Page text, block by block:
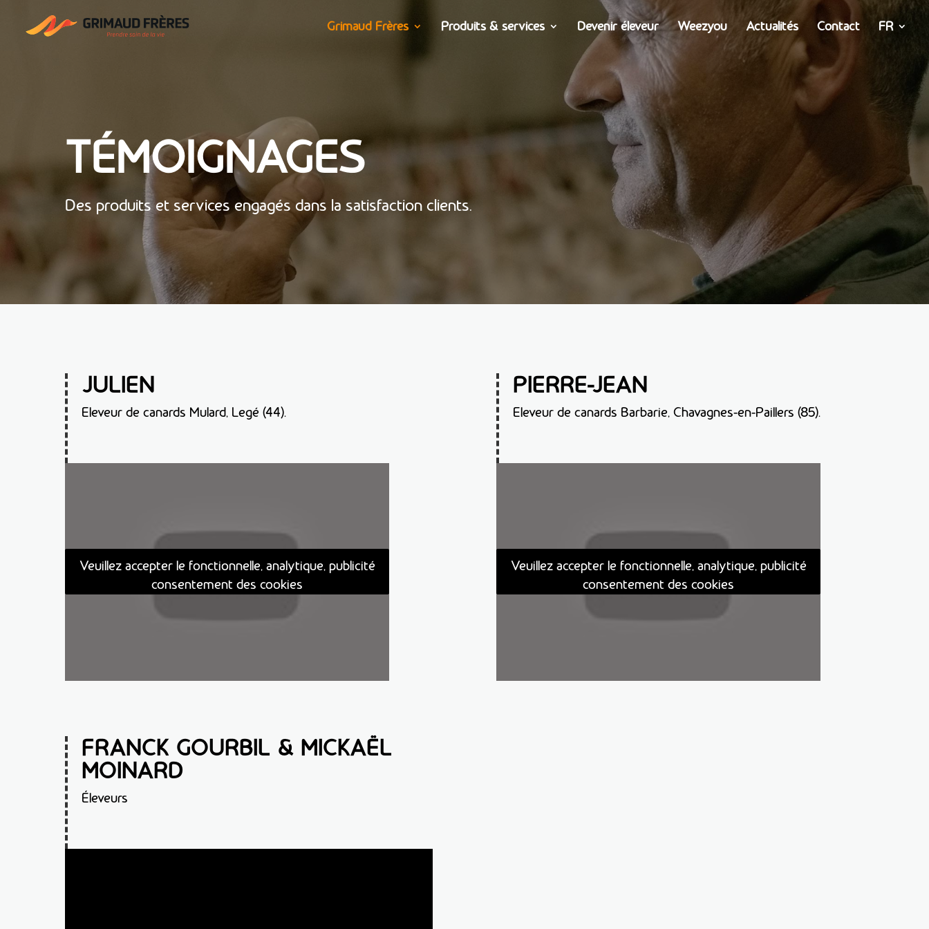
Grimaud Frères Produits & services Devenir éleveur Weezyou Actualités Contact FR
TÉMOIGNAGES
Des produits et services engagés dans la satisfaction clients.
JULIEN
Eleveur de canards Mulard, Legé (44).
Veuillez accepter le fonctionnelle, analytique, publicité
consentement des cookies
PIERRE-JEAN
Eleveur de canards Barbarie, Chavagnes-en-Paillers (85).
Veuillez accepter le fonctionnelle, analytique, publicité
consentement des cookies
FRANCK GOURBIL & MICKAËL
MOINARD
Éleveurs